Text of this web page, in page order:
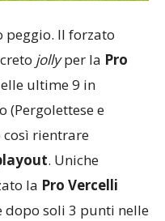
peggio. Il forzato
jollyper la Pro
ultime 9 in
(Pergolettese e
così rientrare
. Uniche
la Pro Vercelli
dopo soli 3 punti nelle